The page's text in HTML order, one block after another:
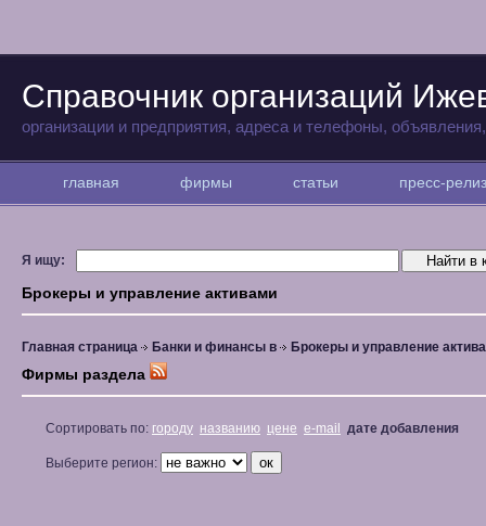
Справочник организаций
организации и предприятия, адреса и телефоны,
главная фирмы статьи пресс-
Я ищу:
Брокеры и управление активами
Главная страница Банки и финансы в Брокеры и управление
Фирмы раздела
Сортировать по: городу названию цене e-mail дате добавления
Выберите регион: